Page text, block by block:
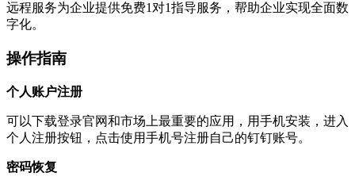
远程服务为企业提供免费1对1指导服务，帮助企业实现全面数
字化。
操作指南
个人账户注册
可以下载登录官网和市场上最重要的应用，用手机安装，进入
个人注册按钮，点击使用手机号注册自己的钉钉账号。
密码恢复